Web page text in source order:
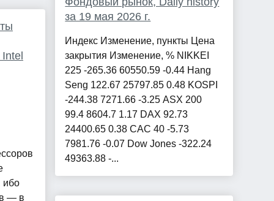
ибо
— в
за 19 мая 2026 г.
Индекс Изменение, пункты Цена
закрытия Изменение, % NIKKEI
225 -265.36 60550.59 -0.44 Hang
Seng 122.67 25797.85 0.48 KOSPI
-244.38 7271.66 -3.25 ASX 200
99.4 8604.7 1.17 DAX 92.73
24400.65 0.38 CAC 40 -5.73
7981.76 -0.07 Dow Jones -322.24
49363.88 -...